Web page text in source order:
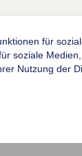
für
soziale
Nutzung der